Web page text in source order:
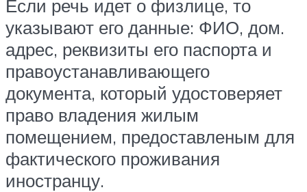
Если речь идет о физлице, то
указывают его данные: ФИО, дом.
адрес, реквизиты его паспорта и
правоустанавливающего
документа, который удостоверяет
право владения жилым
помещением, предоставленым для
фактического проживания
иностранцу.